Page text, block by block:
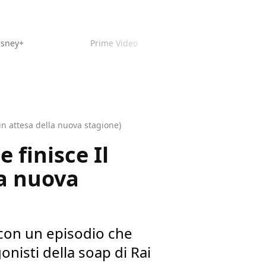
Prime Video
attesa della nuova stagione)
finisce Il
nuova
un episodio che
della soap di Rai